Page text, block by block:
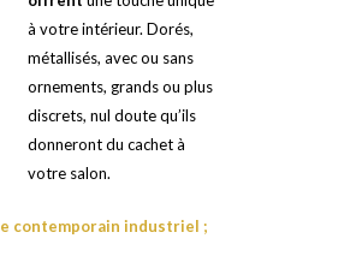
à votre intérieur. Dorés,
métallisés, avec ou sans
ornements, grands ou plus
discrets, nul doute qu’ils
donneront du cachet à
votre salon.
contemporain industriel ;